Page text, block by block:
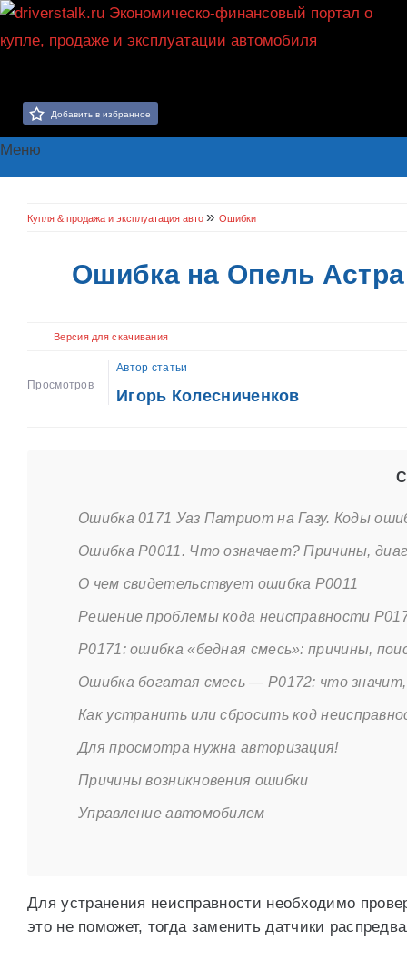
Добавить в избранное
Меню
Купля & продажа и эксплуатация авто » Ошибки
Ошибка на Опель Астра
Версия для скачивания
Просмотров
Автор статьи
Игорь Колесниченков
Ошибка 0171 Уаз Патриот на Газу. Коды
Ошибка P0011. Что означает? Причины,
О чем свидетельствует ошибка P0011
Решение проблемы кода неисправности
P0171: ошибка «бедная смесь»: причины,
Ошибка богатая смесь — P0172: что
Как устранить или сбросить код
Для просмотра нужна авторизация!
Причины возникновения ошибки
Управление автомобилем
Для устранения неисправности необходимо
это не поможет, тогда заменить датчики